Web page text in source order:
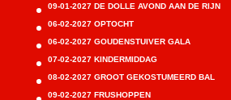
09-01-2027 DE DOLLE AVOND AAN DE RIJN
06-02-2027 OPTOCHT
06-02-2027 GOUDENSTUIVER GALA
07-02-2027 KINDERMIDDAG
08-02-2027 GROOT GEKOSTUMEERD BAL
09-02-2027 FRUSHOPPEN